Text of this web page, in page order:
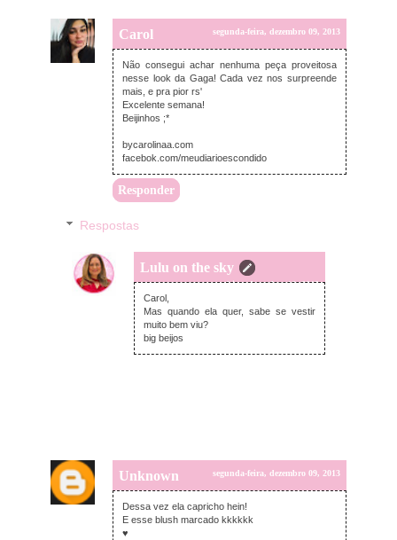
Carol segunda-feira, dezembro 09, 2013
Não consegui achar nenhuma peça proveitosa
nesse look da Gaga! Cada vez nos surpreende
mais, e pra pior rs'
Excelente semana!
Beijinhos ;*
bycarolinaa.com
facebok.com/meudiarioescondido
Responder
Respostas
Lulu on the sky
terça-feira, dezembro 10, 2013
Carol,
Mas quando ela quer, sabe se vestir
muito bem viu?
big beijos
Unknown segunda-feira, dezembro 09, 2013
Dessa vez ela capricho hein!
E esse blush marcado kkkkkk
♥